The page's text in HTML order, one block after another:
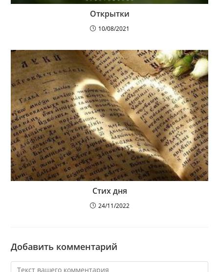
Открытки
10/08/2021
Стих дня
24/11/2022
Добавить комментарий